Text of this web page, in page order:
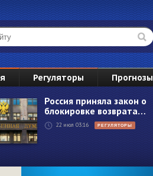
9
23
30
Регуляторы Прогнозы
Россия приняла закон о
блокировке возврата…
22 июл 03:16 РЕГУЛЯТОРЫ